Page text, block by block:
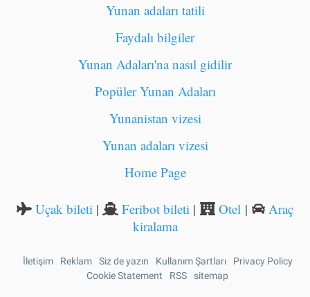
Yunan adaları tatili
Faydalı bilgiler
Yunan Adaları'na nasıl gidilir
Popüler Yunan Adaları
Yunanistan vizesi
Yunan adaları vizesi
Home Page
Uçak bileti | Feribot bileti | Otel |
Araç
kiralama
İLETIŞIM
İletişim Reklam Siz de yazın Kullanım Şartları
Privacy Policy
Cookie Statement
RSS sitemap